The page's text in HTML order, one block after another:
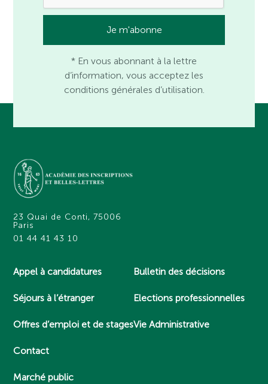
* En vous abonnant à la lettre
d’information, vous acceptez les
conditions générales d’utilisation.
23 Quai de Conti, 75006
Paris
01 44 41 43 10
Appel à candidatures
Séjours à l’étranger
Offres d’emploi et de stages
Contact
Marché public
Bulletin des décisions
Elections professionnelles
Vie Administrative